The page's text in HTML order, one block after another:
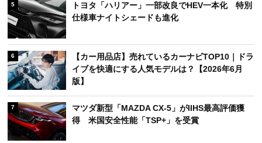
5
トヨタ「ハリアー」一部改良でHEV一本化 特別
仕様車ナイトシェードも進化
6
【カー用品店】売れているカーナビTOP10｜ドラ
イブを快適にする人気モデルは？【2026年6月
版】
7
マツダ新型「MAZDA CX-5」がIIHS最高評価獲
得 米国安全性能「TSP+」を受賞